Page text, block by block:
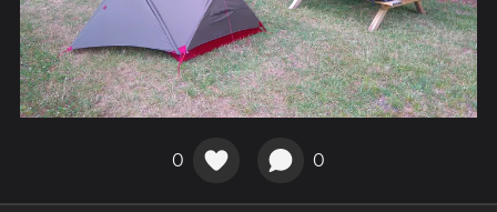
0 0